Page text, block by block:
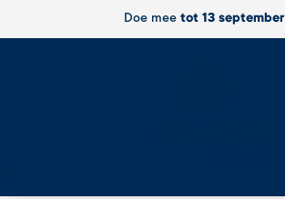
Doe mee tot 13 september